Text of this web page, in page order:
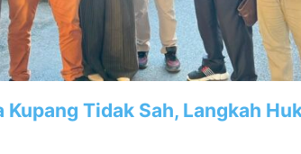
Kupang Tidak Sah, Langkah